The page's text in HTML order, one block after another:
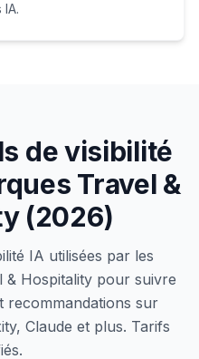
de visibilité
Travel &
(2026)
IA utilisées par les
& Hospitality pour suivre
recommandations sur
Claude et plus. Tarifs